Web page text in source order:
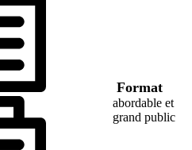
Format
abordable et
grand public